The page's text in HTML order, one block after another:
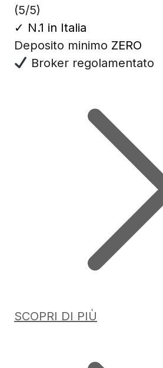
(5/5)
✓ N.1 in Italia
Deposito minimo ZERO
Broker regolamentato
SCOPRI DI PIÙ